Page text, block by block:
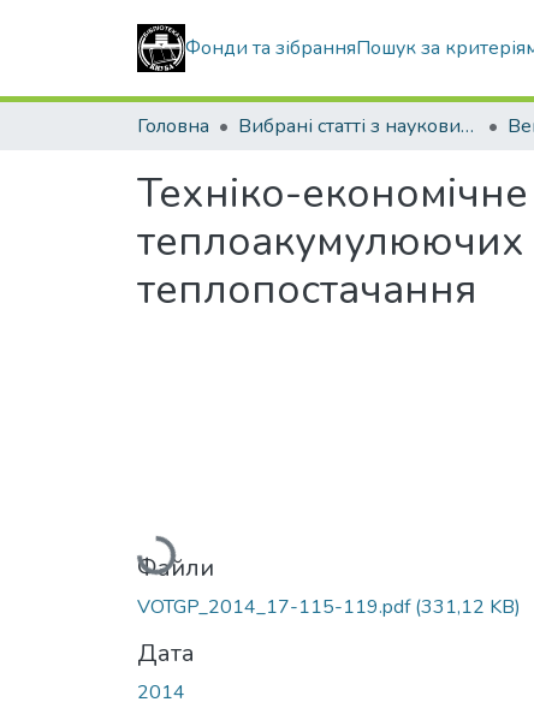
Фонди та зібранняПошук за
Головна Вибрані статті з наукових збірників КНУБА
Техніко-
теплоакумулюючих
теплопостачання
Вантажиться...
Файли
VOTGP_2014_17-115-119.pdf(331,12 KB)
Дата
2014